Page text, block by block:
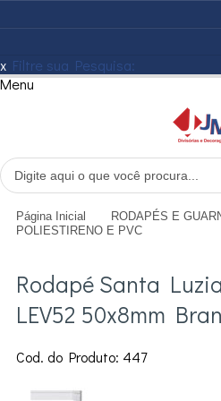
x Filtre sua Pesquisa:
Menu
Página Inicial
RODAPÉS E
POLIESTIRENO E PVC
Rodapé Santa
LEV52 50x8mm
Cod. do Produto: 447